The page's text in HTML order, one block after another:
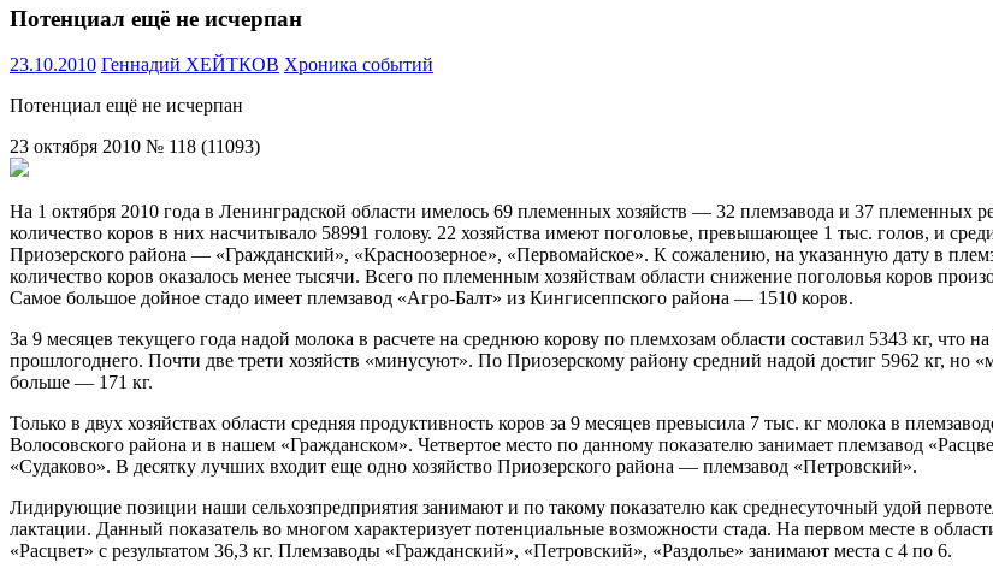
Потенциал ещё не исчерпан
23.10.2010 Геннадий ХЕЙТКОВ Хроника событий
Потенциал ещё не исчерпан
23 октября 2010 № 118 (11093)
На 1 октября 2010 года в Ленинградской области имелось 69 племенных хозяйств — 32 племзавода и 37 племенных
количество коров в них насчитывало 58991 голову. 22 хозяйства имеют поголовье, превышающее 1 тыс. голов, и
Приозерского района — «Гражданский», «Красноозерное», «Первомайское». К сожалению, на указанную дату в
количество коров оказалось менее тысячи. Всего по племенным хозяйствам области снижение поголовья коров
Самое большое дойное стадо имеет племзавод «Агро-Балт» из Кингисеппского района — 1510 коров.
За 9 месяцев текущего года надой молока в расчете на среднюю корову по племхозам области составил 5343 кг, что
прошлогоднего. Почти две трети хозяйств «минусуют». По Приозерскому району средний надой достиг 5962 кг, но
больше — 171 кг.
Только в двух хозяйствах области средняя продуктивность коров за 9 месяцев превысила 7 тыс. кг молока в
Волосовского района и в нашем «Гражданском». Четвертое место по данному показателю занимает племзавод
«Судаково». В десятку лучших входит еще одно хозяйство Приозерского района — племзавод «Петровский».
Лидирующие позиции наши сельхозпредприятия занимают и по такому показателю как среднесуточный удой
лактации. Данный показатель во многом характеризует потенциальные возможности стада. На первом месте в
«Расцвет» с результатом 36,3 кг. Племзаводы «Гражданский», «Петровский», «Раздолье» занимают места с 4 по 6.